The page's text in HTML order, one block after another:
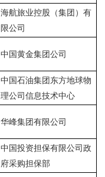
海航旅业控股（集团）有
限公司
中国黄金集团公司
中国石油集团东方地球物
理公司信息技术中心
华峰集团有限公司
中国投资担保有限公司政
府采购担保部